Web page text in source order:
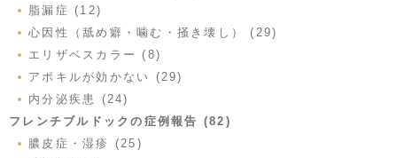
脂漏症 (12)
心因性（舐め癖・噛む・掻き壊し） (29)
エリザベスカラー (8)
アポキルが効かない (29)
内分泌疾患 (24)
フレンチブルドックの症例報告 (82)
膿皮症・湿疹 (25)